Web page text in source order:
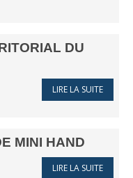
DU
LIRE LA SUITE
MINI HAND
LIRE LA SUITE